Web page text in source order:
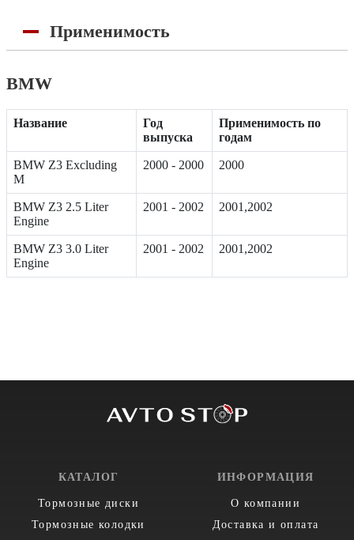
Применимость
BMW
Название
Год
выпуска
Применимость по
годам
BMW Z3 Excluding
M
2000 - 2000 2000
BMW Z3 2.5 Liter
Engine
2001 - 2002 2001,2002
BMW Z3 3.0 Liter
Engine
2001 - 2002 2001,2002
КАТАЛОГ
Тормозные диски
Тормозные колодки
ИНФОРМАЦИЯ
О компании
Доставка и оплата